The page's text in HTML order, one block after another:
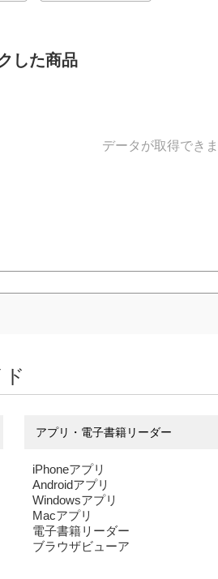
した商品
データが取得でき
アプリ・電子書籍リーダー
iPhoneアプリ
Androidアプリ
Windowsアプリ
Macアプリ
電子書籍リーダー
ブラウザビューア